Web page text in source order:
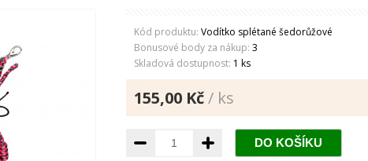
Kód produktu: Vodítko splétané šedorůžové
Bonusové body za nákup: 3
Skladová dostupnost: 1 ks
155,00 Kč/ ks